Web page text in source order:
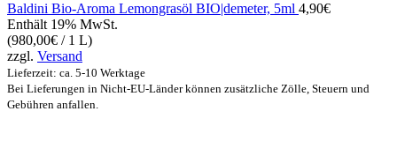
Baldini Bio-Aroma Lemongrasöl BIO|demeter, 5ml 4,90€
Enthält 19% MwSt.
(980,00€ / 1 L)
zzgl. Versand
Lieferzeit: ca. 5-10 Werktage
Bei Lieferungen in Nicht-EU-Länder können zusätzliche Zölle, Steuern und
Gebühren anfallen.